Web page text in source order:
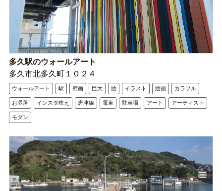
多久駅のウォールアート
多久市北多久町１０２４
ウォールアート 駅 壁画 巨大 絵 イラスト 絵画 カラフル
お洒落 インスタ映え 唐津線 電車 駐車場 アート アーティスト
モダン